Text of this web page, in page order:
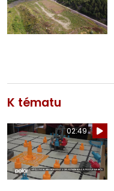
K tématu
02:49